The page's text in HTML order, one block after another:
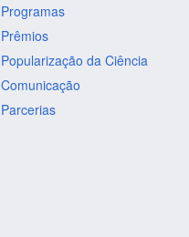
Programas
Prêmios
Popularização da Ciência
Comunicação
Parcerias